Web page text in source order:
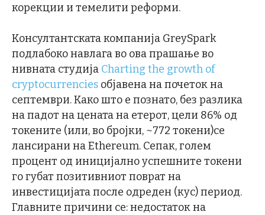
корекции и темелити реформи.
Консултантската компанија GreySpark
подлабоко навлага во ова прашање во
нивната студија Charting the growth of
cryptocurrencies објавена на почеток на
септември. Како што е познато, без разлика
на падот на цената на етерот, цели 86% од
токените (или, во бројки, ~772 токени)се
лансирани на Ethereum. Сепак, голем
процент од иницијално успешните токени
го губат позитивниот поврат на
инвестицијата после одреден (кус) период.
Главните причини се: недостаток на